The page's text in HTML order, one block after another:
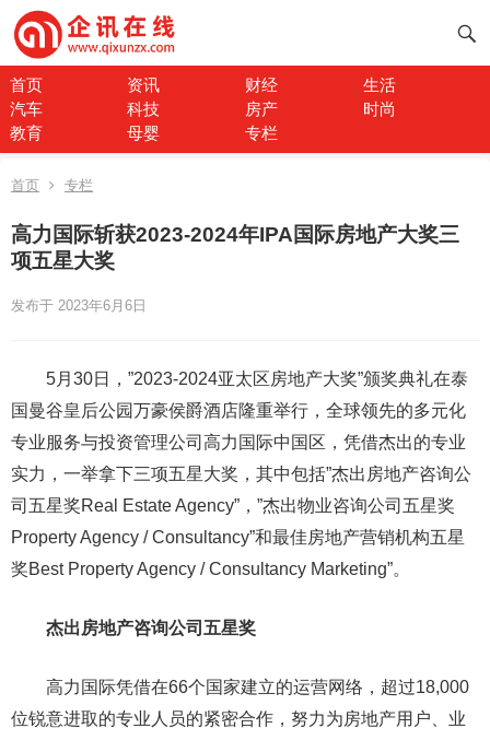
首页 资讯 财经
生活
汽车
科技 房产
时尚
教育
母婴 专栏
首页 专栏
高力国际斩获2023-2024年IPA国际房地产大奖三
项五星大奖
发布于 2023年6月6日
5月30日，”2023-2024亚太区房地产大奖”颁奖典礼在泰
国曼谷皇后公园万豪侯爵酒店隆重举行，全球领先的多元化
专业服务与投资管理公司高力国际中国区，凭借杰出的专业
实力，一举拿下三项五星大奖，其中包括”杰出房地产咨询公
司五星奖Real Estate Agency”，”杰出物业咨询公司五星奖
Property Agency / Consultancy”和最佳房地产营销机构五星
奖Best Property Agency / Consultancy Marketing”。
杰出房地产咨询公司五星奖
高力国际凭借在66个国家建立的运营网络，超过18,000
位锐意进取的专业人员的紧密合作，努力为房地产用户、业